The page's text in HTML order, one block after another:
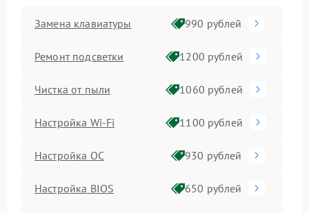
Замена клавиатуры 990 рублей
Ремонт подсветки 1200 рублей
Чистка от пыли 1060 рублей
Настройка Wi-Fi 1100 рублей
Настройка ОС 930 рублей
Настройка BIOS 650 рублей